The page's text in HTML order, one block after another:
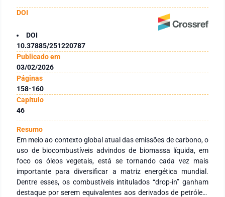
DOI
DOI
10.37885/251220787
Publicado em
03/02/2026
Páginas
158-160
Capítulo
46
Resumo
Em meio ao contexto global atual das emissões de carbono, o
uso de biocombustíveis advindos de biomassa líquida, em
foco os óleos vegetais, está se tornando cada vez mais
importante para diversificar a matriz energética mundial.
Dentre esses, os combustíveis intitulados “drop-in” ganham
destaque por serem equivalentes aos derivados de petróleo.